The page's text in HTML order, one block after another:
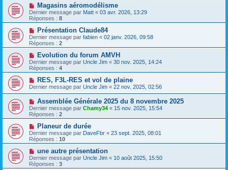
Magasins aéromodélisme
Dernier message par Matt « 03 avr. 2026, 13:29
Réponses : 8
Présentation Claude84
Dernier message par fabien « 02 janv. 2026, 09:58
Réponses : 2
Evolution du forum AMVH
Dernier message par Uncle Jim « 30 nov. 2025, 14:24
Réponses : 4
RES, F3L-RES et vol de plaine
Dernier message par Uncle Jim « 22 nov. 2025, 02:56
Assemblée Générale 2025 du 8 novembre 2025
Dernier message par Chamy34 « 15 nov. 2025, 15:54
Réponses : 2
Planeur de durée
Dernier message par DaveFbr « 23 sept. 2025, 08:01
Réponses : 10
une autre présentation
Dernier message par Uncle Jim « 10 août 2025, 15:50
Réponses : 3